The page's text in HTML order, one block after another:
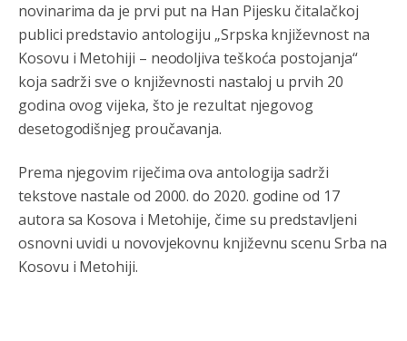
novinarima da je prvi put na Han Pijesku čitalačkoj
publici predstavio antologiju „Srpska književnost na
Kosovu i Metohiji – neodoljiva teškoća postojanja“
koja sadrži sve o književnosti nastaloj u prvih 20
godina ovog vijeka, što je rezultat njegovog
desetogodišnjeg proučavanja.
Prema njegovim riječima ova antologija sadrži
tekstove nastale od 2000. do 2020. godine od 17
autora sa Kosova i Metohije, čime su predstavljeni
osnovni uvidi u novovjekovnu književnu scenu Srba na
Kosovu i Metohiji.